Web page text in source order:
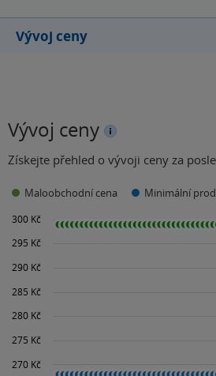
Vývoj ceny
Vývoj ceny
Získejte přehled o vývoji ceny za
Maloobchodní cena Minimální